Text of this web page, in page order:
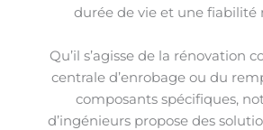
durée de vie et une fiabilité
Qu’il s’agisse de la rénovation
centrale d’enrobage ou du
composants spécifiques,
d’ingénieurs propose des